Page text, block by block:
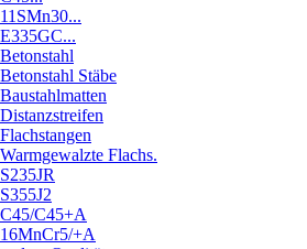
11SMn30...
E335GC...
Betonstahl
Betonstahl Stäbe
Baustahlmatten
Distanzstreifen
Flachstangen
Warmgewalzte Flachs.
S235JR
S355J2
C45/C45+A
16MnCr5/+A